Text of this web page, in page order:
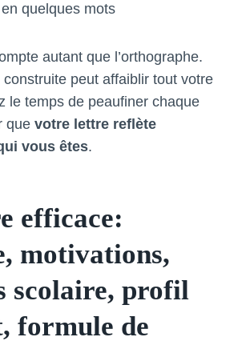
quelques mots
autant que l’orthographe.
peut affaiblir tout votre
le temps de peaufiner chaque
que votre lettre reflète
vous êtes.
efficace:
motivations,
scolaire, profil
formule de